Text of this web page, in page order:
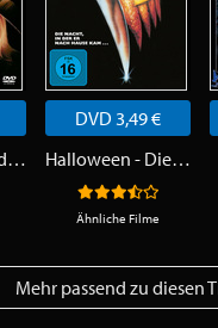
Düstere Legenden
DVD 3,49 €
Halloween - Die Nacht des Grauens
Ähnliche Filme
Mehr passend zu diesen